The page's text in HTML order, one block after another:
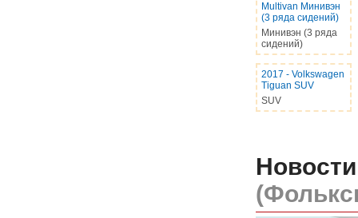
Multivan Минивэн
(3 ряда сидений)
Минивэн (3 ряда
сидений)
2017 - Volkswagen
Tiguan SUV
SUV